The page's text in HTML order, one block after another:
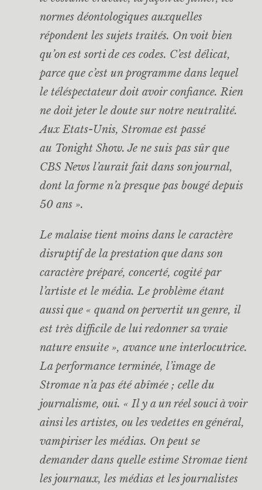
normes déontologiques auxquelles
répondent les sujets traités. On voit bien
qu’on est sorti de ces codes. C’est délicat,
parce que c’est un programme dans lequel
le téléspectateur doit avoir confiance. Rien
ne doit jeter le doute sur notre neutralité.
Aux Etats-Unis, Stromae est passé
au Tonight Show. Je ne suis pas sûr que
CBS News l’aurait fait dans son journal,
dont la forme n’a presque pas bougé depuis
50 ans ».
Le malaise tient moins dans le caractère
disruptif de la prestation que dans son
caractère préparé, concerté, cogité par
l’artiste et le média. Le problème étant
aussi que « quand on pervertit un genre, il
est très difficile de lui redonner sa vraie
nature ensuite », avance une interlocutrice.
La performance terminée, l’image de
Stromae n’a pas été abîmée ; celle du
journalisme, oui. « Il y a un réel souci à voir
ainsi les artistes, ou les vedettes en général,
vampiriser les médias. On peut se
demander dans quelle estime Stromae tient
les journaux, les médias et les journalistes